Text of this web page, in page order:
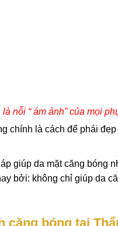
nỗi “ ám ảnh” của mọi
chính là cách để phái
giúp da mặt căng bóng
bởi: không chỉ giúp da
bóng tại